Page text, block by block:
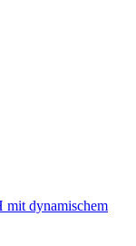
mit dynamischem